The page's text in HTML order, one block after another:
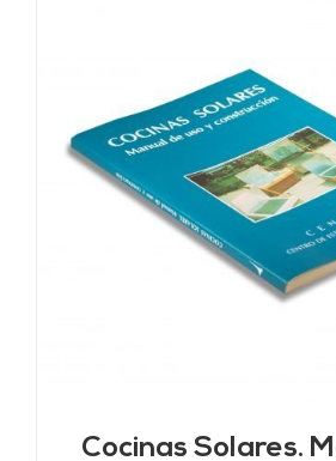
Cocinas Solares.